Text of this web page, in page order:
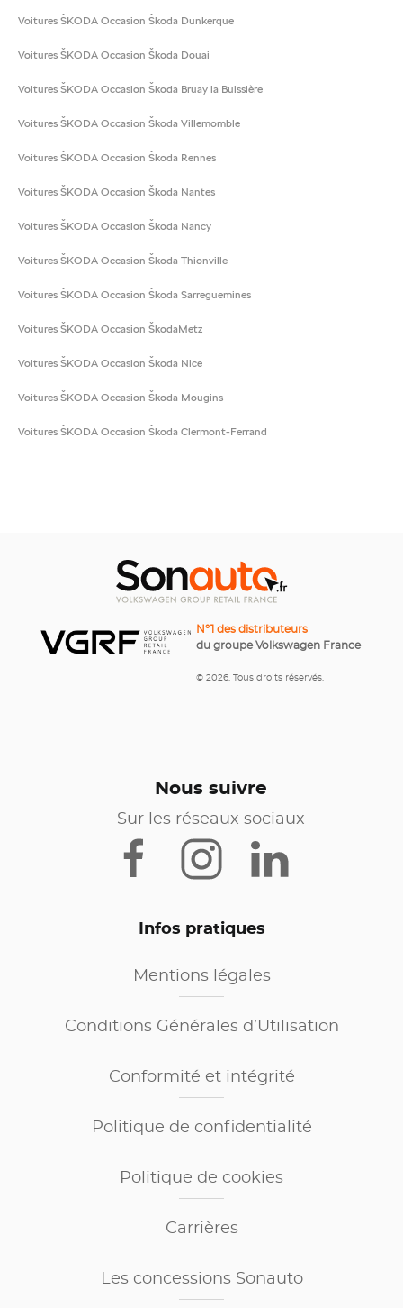
Voitures ŠKODA Occasion Škoda Dunkerque
Voitures ŠKODA Occasion Škoda Douai
Voitures ŠKODA Occasion Škoda Bruay la Buissière
Voitures ŠKODA Occasion Škoda Villemomble
Voitures ŠKODA Occasion Škoda Rennes
Voitures ŠKODA Occasion Škoda Nantes
Voitures ŠKODA Occasion Škoda Nancy
Voitures ŠKODA Occasion Škoda Thionville
Voitures ŠKODA Occasion Škoda Sarreguemines
Voitures ŠKODA Occasion ŠkodaMetz
Voitures ŠKODA Occasion Škoda Nice
Voitures ŠKODA Occasion Škoda Mougins
Voitures ŠKODA Occasion Škoda Clermont-Ferrand
N°1 des distributeurs
du groupe Volkswagen France
© 2026. Tous droits réservés.
Nous suivre
Sur les réseaux sociaux
Infos pratiques
Mentions légales
Conditions Générales d’Utilisation
Conformité et intégrité
Politique de confidentialité
Politique de cookies
Carrières
Les concessions Sonauto